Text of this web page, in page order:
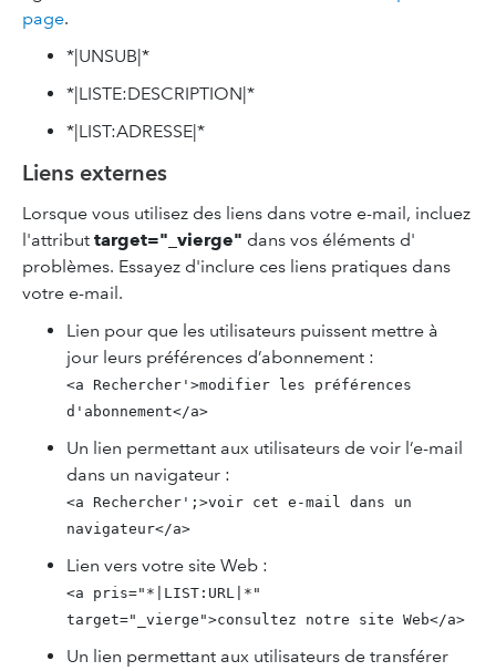
page.
*|UNSUB|*
*|LISTE:DESCRIPTION|*
*|LIST:ADRESSE|*
Liens externes
Lorsque vous utilisez des liens dans votre e-mail, incluez
l'attribut target="_vierge" dans vos éléments d'
problèmes. Essayez d'inclure ces liens pratiques dans
votre e-mail.
Lien pour que les utilisateurs puissent mettre à
jour leurs préférences d’abonnement :
<a Rechercher'>modifier les préférences
d'abonnement</a>
Un lien permettant aux utilisateurs de voir l’e-mail
dans un navigateur :
<a Rechercher';>voir cet e-mail dans un
navigateur</a>
Lien vers votre site Web :
<a pris="*|LIST:URL|*"
target="_vierge">consultez notre site Web</a>
Un lien permettant aux utilisateurs de transférer